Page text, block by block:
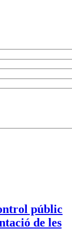
públic
de les